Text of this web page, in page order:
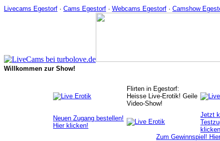
Livecams Egestorf · Cams Egestorf · Webcams Egestorf · Camshow
Willkommen zur Show!
Flirten in Egestorf:
Heisse Live-Erotik! Geile
Video-Show!
Neuen Zugang bestellen!
Hier klicken!
Jetzt
Zum Gewinnspiel!